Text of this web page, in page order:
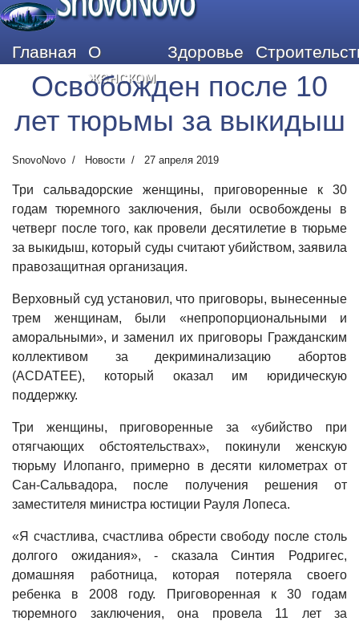
Главная
О
женском
Здоровье
Освобожден после 10
лет тюрьмы за выкидыш
SnovoNovo Новости 27 апреля 2019
Три сальвадорские женщины, приговоренные к 30
годам тюремного заключения, были освобождены в
четверг после того, как провели десятилетие в тюрьме
за выкидыш, который суды считают убийством, заявила
правозащитная организация.
Верховный суд установил, что приговоры, вынесенные
трем женщинам, были «непропорциональными и
аморальными», и заменил их приговоры Гражданским
коллективом за декриминализацию абортов
(ACDATEE), который оказал им юридическую
поддержку.
Три женщины, приговоренные за «убийство при
отягчающих обстоятельствах», покинули женскую
тюрьму Илопанго, примерно в десяти километрах от
Сан-Сальвадора, после получения решения от
заместителя министра юстиции Рауля Лопеса.
«Я счастлива, счастлива обрести свободу после столь
долгого ожидания», - сказала Синтия Родригес,
домашняя работница, которая потеряла своего
ребенка в 2008 году. Приговоренная к 30 годам
тюремного заключения, она провела 11 лет за